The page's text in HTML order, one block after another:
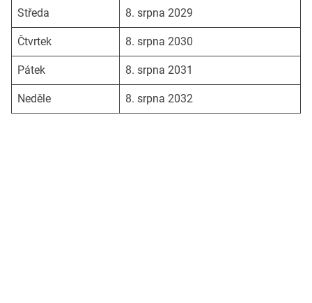
Středa 8. srpna 2029
Čtvrtek 8. srpna 2030
Pátek 8. srpna 2031
Neděle 8. srpna 2032